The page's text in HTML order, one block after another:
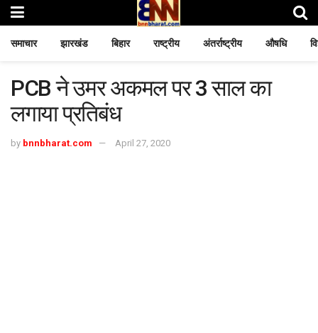
समाचार झारखंड बिहार राष्ट्रीय अंतर्राष्ट्रीय औषधि
PCB ने उमर अकमल पर 3 साल का
लगाया प्रतिबंध
by bnnbharat.com April 27, 2020